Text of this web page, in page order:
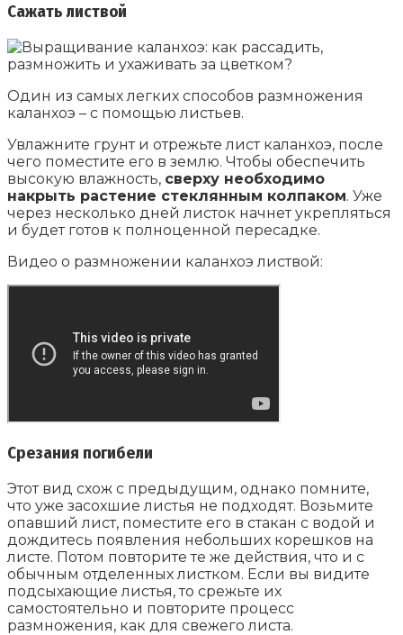
Сажать листвой
Один из самых легких способов размножения
каланхоэ – с помощью листьев.
Увлажните грунт и отрежьте лист каланхоэ, после
чего поместите его в землю. Чтобы обеспечить
высокую влажность, сверху необходимо
накрыть растение стеклянным колпаком. Уже
через несколько дней листок начнет укрепляться
и будет готов к полноценной пересадке.
Видео о размножении каланхоэ листвой:
Срезания погибели
Этот вид схож с предыдущим, однако помните,
что уже засохшие листья не подходят. Возьмите
опавший лист, поместите его в стакан с водой и
дождитесь появления небольших корешков на
листе. Потом повторите те же действия, что и с
обычным отделенных листком. Если вы видите
подсыхающие листья, то срежьте их
самостоятельно и повторите процесс
размножения, как для свежего листа.